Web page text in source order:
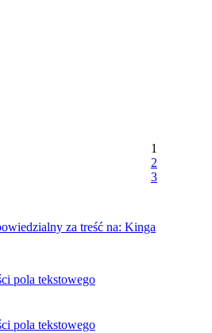
1
2
3
za treść na: Kinga
pola tekstowego
pola tekstowego